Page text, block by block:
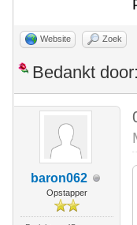
Website Zoek
Bedankt door:
baron062
Opstapper